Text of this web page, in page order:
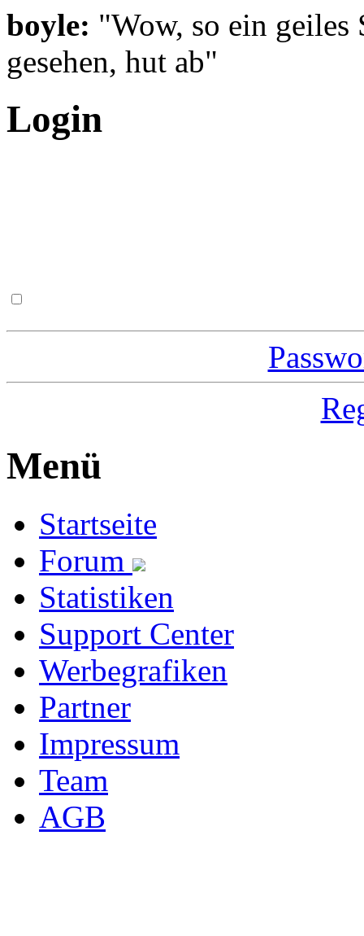
boyle: "Wow, so ein geiles
gesehen, hut ab"
Login
Menü
Startseite
Forum
Statistiken
Support Center
Werbegrafiken
Partner
Impressum
Team
AGB